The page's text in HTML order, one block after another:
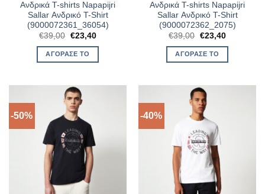
Ανδρικά T-shirts Napapijri
Sallar Ανδρικό T-Shirt
(9000072361_36054)
€39,00 Original
was:
€39,00.
€23,40Η
ΑΓΌΡΑΣΈ ΤΟ
Ανδρικά T-shirts Napapijri
Sallar Ανδρικό T-Shirt
(9000072362_2075)
€39,00 Original
was:
€39,00.
€23,40Η
ΑΓΌΡΑΣΈ ΤΟ
-50% -40%